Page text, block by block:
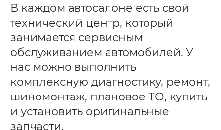
В каждом автосалоне есть свой
технический центр, который
занимается сервисным
обслуживанием автомобилей. У
нас можно выполнить
комплексную диагностику, ремонт,
шиномонтаж, плановое ТО, купить
и установить оригинальные
запчасти.